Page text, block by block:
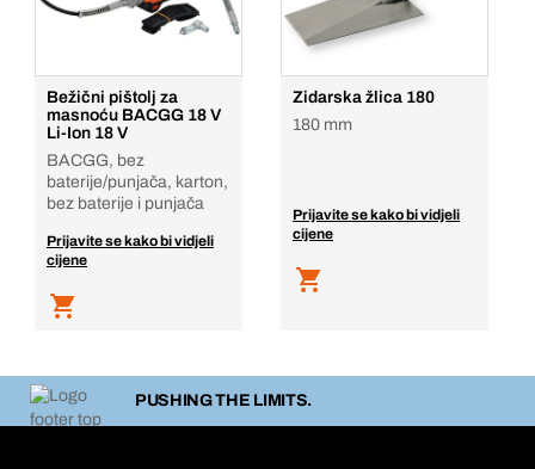
Bežični pištolj za
masnoću BACGG 18 V
Li-Ion 18 V
BACGG, bez
baterije/punjača, karton,
bez baterije i punjača
Prijavite se kako bi vidjeli
cijene
Zidarska žlica 180
180 mm
Prijavite se kako bi vidjeli
cijene
PUSHING THE LIMITS.